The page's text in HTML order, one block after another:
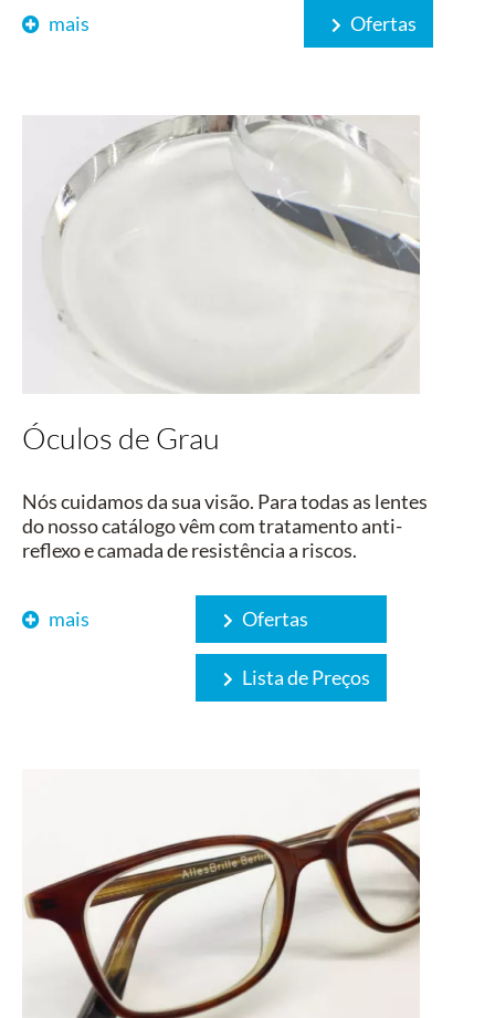
Ofertas
mais
Óculos de Grau
Nós cuidamos da sua visão. Para todas as lentes
do nosso catálogo vêm com tratamento anti-
reflexo e camada de resistência a riscos.
Ofertas
Lista de Preços
mais